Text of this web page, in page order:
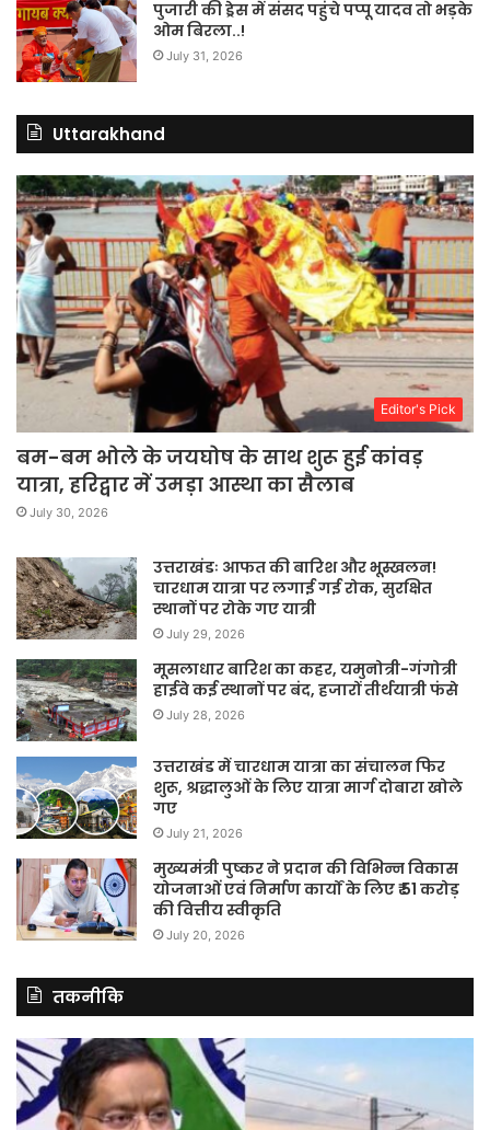
पुजारी की ड्रेस में संसद पहुंचे पप्पू यादव तो भड़के
ओम बिरला..!
July 31, 2026
Uttarakhand
Editor's Pick
बम-बम भोले के जयघोष के साथ शुरू हुई कांवड़
यात्रा, हरिद्वार में उमड़ा आस्था का सैलाब
July 30, 2026
उत्तराखंडः आफत की बारिश और भूस्खलन!
चारधाम यात्रा पर लगाई गई रोक, सुरक्षित
स्थानों पर रोके गए यात्री
July 29, 2026
मूसलाधार बारिश का कहर, यमुनोत्री-गंगोत्री
हाईवे कई स्थानों पर बंद, हजारों तीर्थयात्री फंसे
July 28, 2026
उत्तराखंड में चारधाम यात्रा का संचालन फिर
शुरू, श्रद्धालुओं के लिए यात्रा मार्ग दोबारा खोले
गए
July 21, 2026
मुख्यमंत्री पुष्कर ने प्रदान की विभिन्न विकास
योजनाओं एवं निर्माण कार्यों के लिए ₹ 51 करोड़
की वित्तीय स्वीकृति
July 20, 2026
तकनीकि